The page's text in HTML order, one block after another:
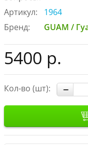
Артикул:
1964
Бренд:
GUAM /
5400 р.
Кол-во (шт):